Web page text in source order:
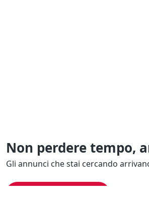
Non perdere tempo,
Gli annunci che stai cercando